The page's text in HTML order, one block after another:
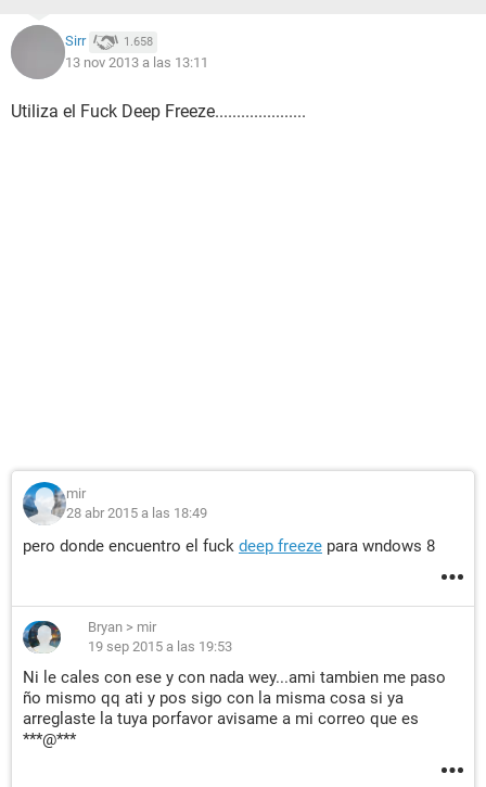
Sirr 1.658
13 nov 2013 a las 13:11
Utiliza el Fuck Deep Freeze.....................
mir
28 abr 2015 a las 18:49
pero donde encuentro el fuck deep freeze para wndows 8
Bryan > mir
19 sep 2015 a las 19:53
Ni le cales con ese y con nada wey...ami tambien me paso
ño mismo qq ati y pos sigo con la misma cosa si ya
arreglaste la tuya porfavor avisame a mi correo que es
***@***